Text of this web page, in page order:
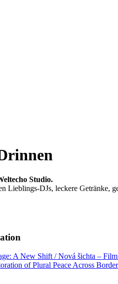
Studio.
Lieblings-DJs, leckere Getränke,
A New Shift / Nová šichta –
of Plural Peace Across